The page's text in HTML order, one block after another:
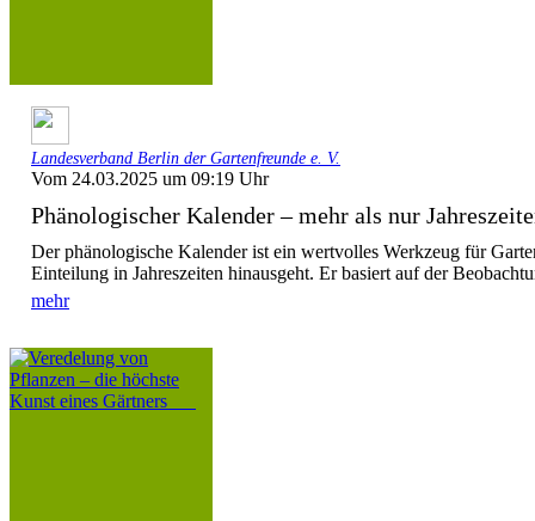
Landesverband Berlin der Gartenfreunde e. V.
Vom 24.03.2025 um 09:19 Uhr
Phänologischer Kalender – mehr als nur
Der phänologische Kalender ist ein wertvolles Werkzeug für
Einteilung in Jahreszeiten hinausgeht. Er basiert auf der
mehr